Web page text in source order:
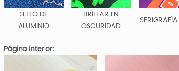
SELLO DE
ALUMINIO
BRILLAR EN
OSCURIDAD
Página interior: